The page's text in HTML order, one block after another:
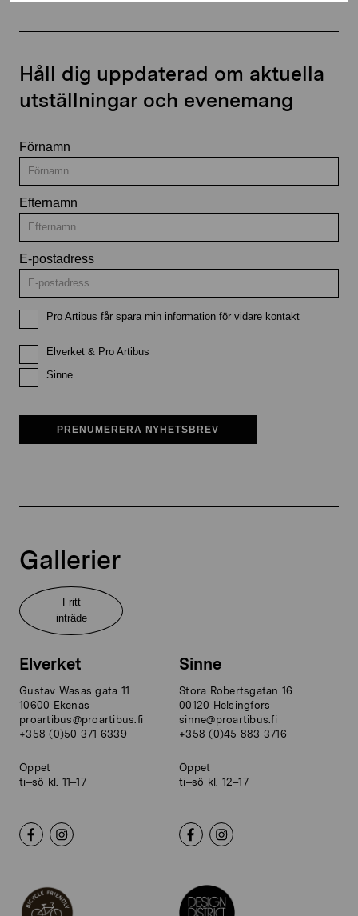
Håll dig uppdaterad om aktuella
utställningar och evenemang
Förnamn
Efternamn
E-postadress
Pro Artibus får spara min information för vidare kontakt
Elverket & Pro Artibus
Sinne
PRENUMERERA NYHETSBREV
Gallerier
Fritt
inträde
Elverket
Gustav Wasas gata 11
10600 Ekenäs
proartibus@proartibus.fi
+358 (0)50 371 6339
Öppet
ti–sö kl. 11–17
Sinne
Stora Robertsgatan 16
00120 Helsingfors
sinne@proartibus.fi
+358 (0)45 883 3716
Öppet
ti–sö kl. 12–17